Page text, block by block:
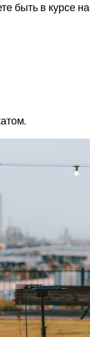
быть в курсе